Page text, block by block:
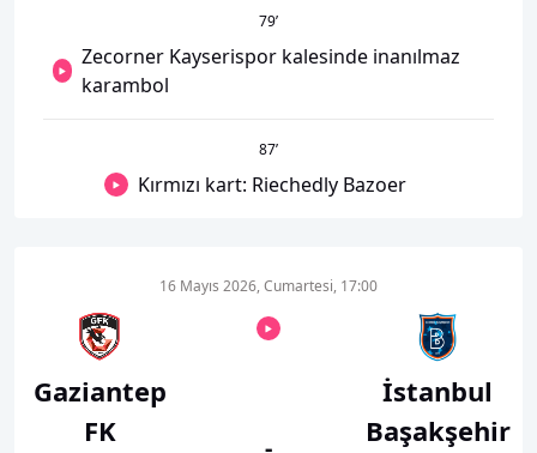
79’
Zecorner Kayserispor kalesinde inanılmaz
karambol
87’
Kırmızı kart: Riechedly Bazoer
Gaziantep
FK
16 Mayıs 2026, Cumartesi, 17:00
İstanbul
Başakşehir